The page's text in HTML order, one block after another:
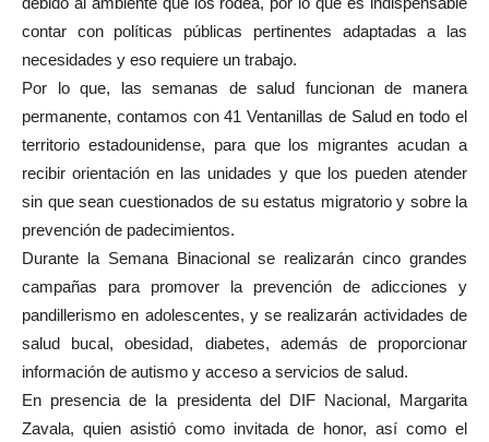
contar con políticas públicas pertinentes adaptadas a las
necesidades y eso requiere un trabajo.
Por lo que, las semanas de salud funcionan de manera
permanente, contamos con 41 Ventanillas de Salud en todo el
territorio estadounidense, para que los migrantes acudan a
recibir orientación en las unidades y que los pueden atender
sin que sean cuestionados de su estatus migratorio y sobre la
prevención de padecimientos.
Durante la Semana Binacional se realizarán cinco grandes
campañas para promover la prevención de adicciones y
pandillerismo en adolescentes, y se realizarán actividades de
salud bucal, obesidad, diabetes, además de proporcionar
información de autismo y acceso a servicios de salud.
En presencia de la presidenta del DIF Nacional, Margarita
Zavala, quien asistió como invitada de honor, así como el